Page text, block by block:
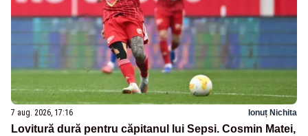
7 aug. 2026, 17:16 Ionuț Nichita
Lovitură dură pentru căpitanul lui Sepsi. Cosmin Matei,